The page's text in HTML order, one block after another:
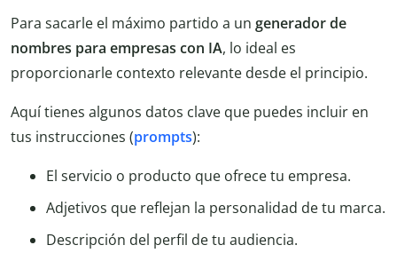
Para sacarle el máximo partido a un generador de
nombres para empresas con IA, lo ideal es
proporcionarle contexto relevante desde el principio.
Aquí tienes algunos datos clave que puedes incluir en
tus instrucciones (prompts):
El servicio o producto que ofrece tu empresa.
Adjetivos que reflejan la personalidad de tu marca.
Descripción del perfil de tu audiencia.